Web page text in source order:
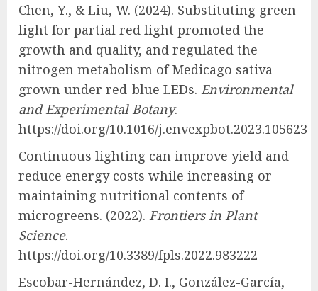
Chen, Y., & Liu, W. (2024). Substituting green
light for partial red light promoted the
growth and quality, and regulated the
nitrogen metabolism of Medicago sativa
grown under red-blue LEDs. Environmental
and Experimental Botany.
https://doi.org/10.1016/j.envexpbot.2023.105623
Continuous lighting can improve yield and
reduce energy costs while increasing or
maintaining nutritional contents of
microgreens. (2022). Frontiers in Plant
Science.
https://doi.org/10.3389/fpls.2022.983222
Escobar-Hernández, D. I., González-García,